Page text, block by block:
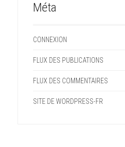
Méta
CONNEXION
FLUX DES PUBLICATIONS
FLUX DES COMMENTAIRES
SITE DE WORDPRESS-FR